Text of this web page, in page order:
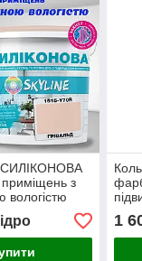
СИЛІКОНОВА
з
вологістю
SkyLine
1